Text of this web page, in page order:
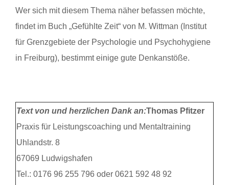
Wer sich mit diesem Thema näher befassen möchte,
findet im Buch „Gefühlte Zeit“ von M. Wittman (Institut
für Grenzgebiete der Psychologie und Psychohygiene
in Freiburg), bestimmt einige gute Denkanstöße.
Text von und herzlichen Dank an:Thomas Pfitzer
Praxis für Leistungscoaching und Mentaltraining
Uhlandstr. 8
67069 Ludwigshafen
Tel.: 0176 96 255 796 oder 0621 592 48 92